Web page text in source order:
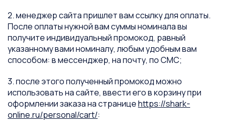
2. менеджер сайта пришлет вам ссылку для оплаты.
После оплаты нужной вам суммы номинала вы
получите индивидуальный промокод, равный
указанному вами номиналу, любым удобным вам
способом: в мессенджер, на почту, по СМС;
3. после этого полученный промокод можно
использовать на сайте, ввести его в корзину при
оформлении заказа на страницеhttps://shark-
online.ru/personal/cart/: